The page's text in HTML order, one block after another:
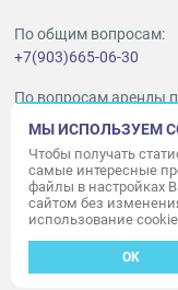
По общим вопросам:
+7(903)665-06-30
По вопросам аренды
ukleykina@nhood.com
+7(903)665-98-78
© ООО
Все права
Создание сайта —
МЫ ИСПОЛЬЗУЕМ
Чтобы получать
самые интересные
файлы в настройках
сайтом без
использование
OK